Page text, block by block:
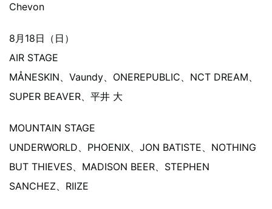
Chevon
8月18日（日）
AIR STAGE
MÅNESKIN、Vaundy、ONEREPUBLIC、NCT DREAM、
SUPER BEAVER、平井 ⼤
MOUNTAIN STAGE
UNDERWORLD、PHOENIX、JON BATISTE、NOTHING
BUT THIEVES、MADISON BEER、STEPHEN
SANCHEZ、RIIZE